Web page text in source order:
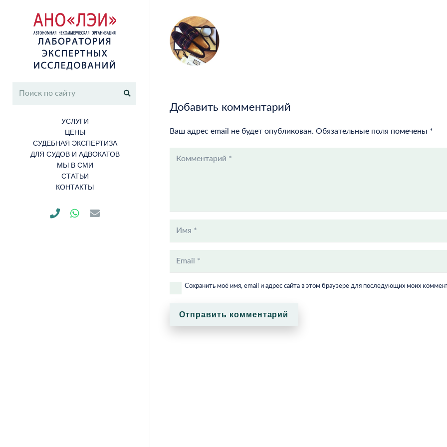
УСЛУГИ
ЦЕНЫ
СУДЕБНАЯ ЭКСПЕРТИЗА
ДЛЯ СУДОВ И АДВОКАТОВ
МЫ В СМИ
СТАТЬИ
КОНТАКТЫ
Добавить комментарий
Ваш адрес email не будет опубликован. Обязательные поля помечены *
Сохранить моё имя, email и адрес сайта в этом браузере для последующих моих
Отправить комментарий